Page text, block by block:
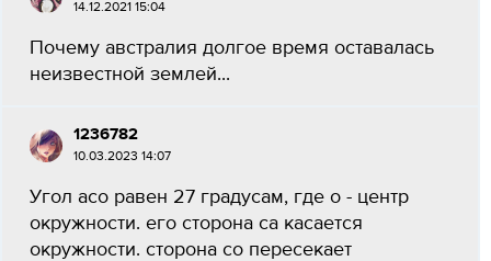
14.12.2021 15:04
Почему австралия долгое время оставалась
неизвестной землей...
1236782
10.03.2023 14:07
Угол aco равен 27 градусам, где o - центр
окружности. его сторона ca касается
окружности. сторона co пересекает